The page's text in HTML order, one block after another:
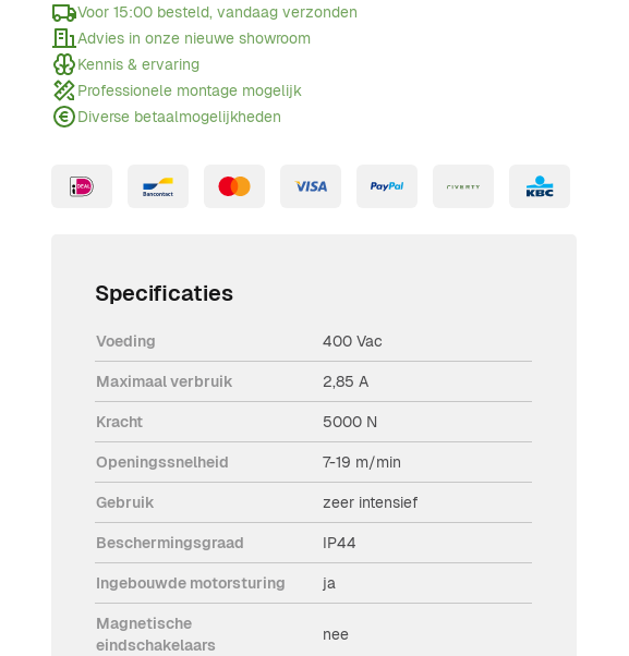
Voor 15:00 besteld, vandaag verzonden
Advies in onze nieuwe showroom
Kennis & ervaring
Professionele montage mogelijk
Diverse betaalmogelijkheden
Specificaties
Voeding 400 Vac
Maximaal verbruik 2,85 A
Kracht 5000 N
Openingssnelheid 7-19 m/min
Gebruik zeer intensief
Beschermingsgraad IP44
Ingebouwde motorsturing ja
Magnetische
eindschakelaars
nee